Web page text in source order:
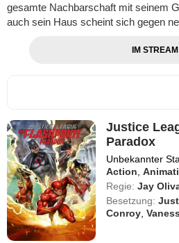
gesamte Nachbarschaft mit seinem
auch sein Haus scheint sich gegen
IM STREAM
Justice
Paradox
Unbekannter
Action ,
Regie: Jay
Besetzung:
Conroy ,